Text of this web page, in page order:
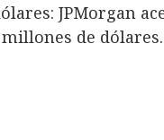
JPMorgan
de dólares.